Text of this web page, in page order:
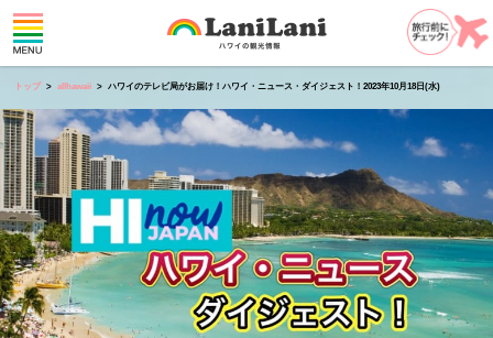
トップ allhawaii ハワイのテレビ局がお届け！ハワイ・ニュース・ダイジェスト！2023年10月18日(水)